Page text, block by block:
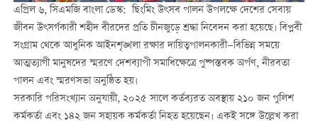
এপ্রিল ৬, সিএমজি বাংলা ডেস্ক: ছিংমিং উৎসব পালন উপলক্ষে দেশের সেবায়
জীবন উৎসর্গকারী শহীদ বীরদের প্রতি চীনজুড়ে শ্রদ্ধা নিবেদন করা হয়েছে। বিপ্লবী
সংগ্রাম থেকে আধুনিক আইনশৃঙ্খলা রক্ষার দায়িত্বপালনকারী—বিভিন্ন সময়ে
আত্মত্যাগী মানুষদের স্মরণে দেশব্যাপী সমাধিক্ষেত্রে পুষ্পস্তবক অর্পণ, নীরবতা
পালন এবং স্মরণসভা অনুষ্ঠিত হয়।
সরকারি পরিসংখ্যান অনুযায়ী, ২০২৫ সালে কর্তব্যরত অবস্থায় ২১০ জন পুলিশ
কর্মকর্তা এবং ১৪২ জন সহায়ক কর্মকর্তা নিহত হয়েছেন। একই সঙ্গে উল্লেখ করা